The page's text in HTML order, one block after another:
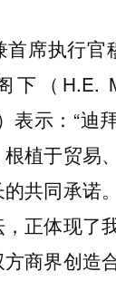
席执行官
（H.E.
表示：“迪
植于贸易
共同承诺
正体现了
商界创造